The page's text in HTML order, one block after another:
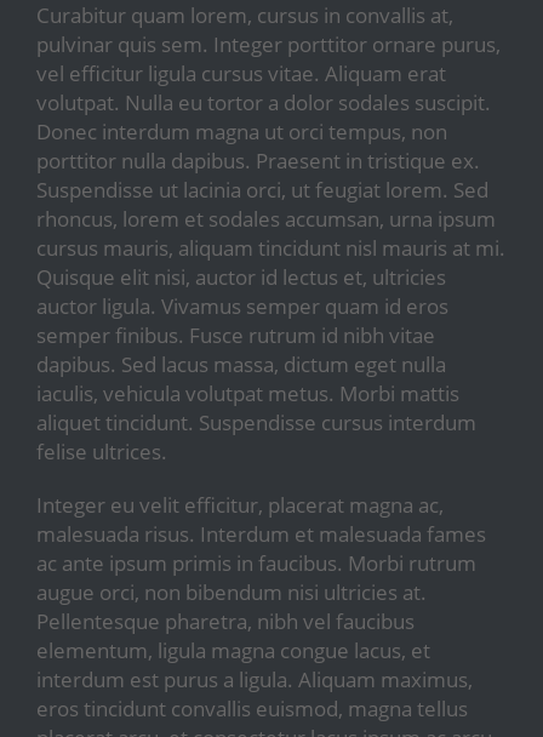
Curabitur quam lorem, cursus in convallis at,
pulvinar quis sem. Integer porttitor ornare purus,
vel efficitur ligula cursus vitae. Aliquam erat
volutpat. Nulla eu tortor a dolor sodales suscipit.
Donec interdum magna ut orci tempus, non
porttitor nulla dapibus. Praesent in tristique ex.
Suspendisse ut lacinia orci, ut feugiat lorem. Sed
rhoncus, lorem et sodales accumsan, urna ipsum
cursus mauris, aliquam tincidunt nisl mauris at mi.
Quisque elit nisi, auctor id lectus et, ultricies
auctor ligula. Vivamus semper quam id eros
semper finibus. Fusce rutrum id nibh vitae
dapibus. Sed lacus massa, dictum eget nulla
iaculis, vehicula volutpat metus. Morbi mattis
aliquet tincidunt. Suspendisse cursus interdum
felise ultrices.
Integer eu velit efficitur, placerat magna ac,
malesuada risus. Interdum et malesuada fames
ac ante ipsum primis in faucibus. Morbi rutrum
augue orci, non bibendum nisi ultricies at.
Pellentesque pharetra, nibh vel faucibus
elementum, ligula magna congue lacus, et
interdum est purus a ligula. Aliquam maximus,
eros tincidunt convallis euismod, magna tellus